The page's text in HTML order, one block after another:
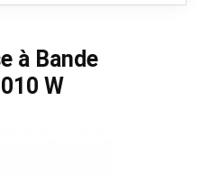
à Bande
W